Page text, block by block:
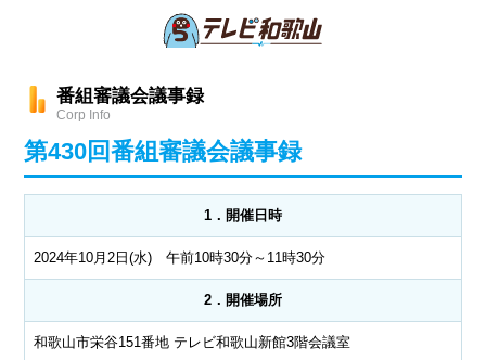
番組審議会議事録
Corp Info
第430回番組審議会議事録
1．開催日時
2024年10月2日(水) 午前10時30分～11時30分
2．開催場所
和歌山市栄谷151番地 テレビ和歌山新館3階会議室